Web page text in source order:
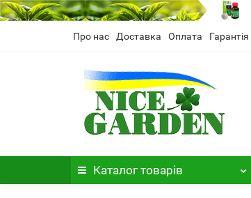
Про нас Доставка Оплата Гарантія
Каталог товарів